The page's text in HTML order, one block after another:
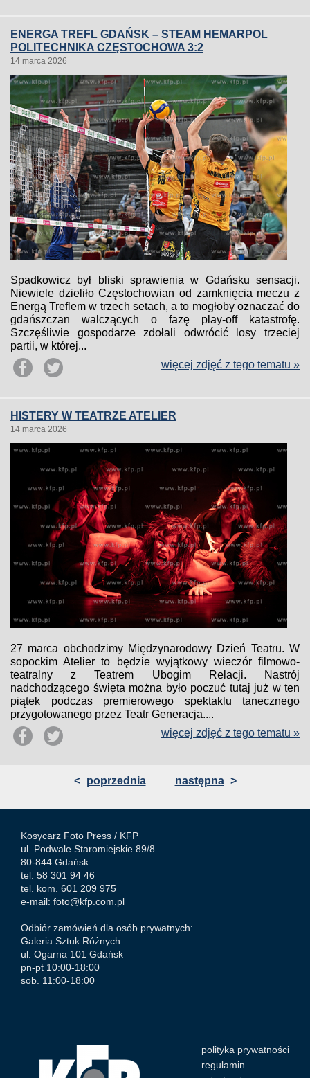
ENERGA TREFL GDAŃSK – STEAM HEMARPOL
POLITECHNIKA CZĘSTOCHOWA 3:2
14 marca 2026
Spadkowicz był bliski sprawienia w Gdańsku sensacji.
Niewiele dzieliło Częstochowian od zamknięcia meczu z
Energą Treflem w trzech setach, a to mogłoby oznaczać do
gdańszczan walczących o fazę play-off katastrofę.
Szczęśliwie gospodarze zdołali odwrócić losy trzeciej
partii, w której...
więcej zdjęć z tego tematu »
HISTERY W TEATRZE ATELIER
14 marca 2026
27 marca obchodzimy Międzynarodowy Dzień Teatru. W
sopockim Atelier to będzie wyjątkowy wieczór filmowo-
teatralny z Teatrem Ubogim Relacji. Nastrój
nadchodzącego święta można było poczuć tutaj już w ten
piątek podczas premierowego spektaklu tanecznego
przygotowanego przez Teatr Generacja....
więcej zdjęć z tego tematu »
< poprzednia następna >
Kosycarz Foto Press / KFP
ul. Podwale Staromiejskie 89/8
80-844 Gdańsk
tel. 58 301 94 46
tel. kom. 601 209 975
e-mail: foto@kfp.com.pl
Odbiór zamówień dla osób prywatnych:
Galeria Sztuk Różnych
ul. Ogarna 101 Gdańsk
pn-pt 10:00-18:00
sob. 11:00-18:00
polityka prywatności
regulamin